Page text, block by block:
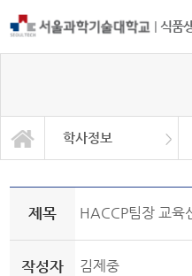
| 식품
학사정보
제목 HACCP팀장 교
작성자 김제중